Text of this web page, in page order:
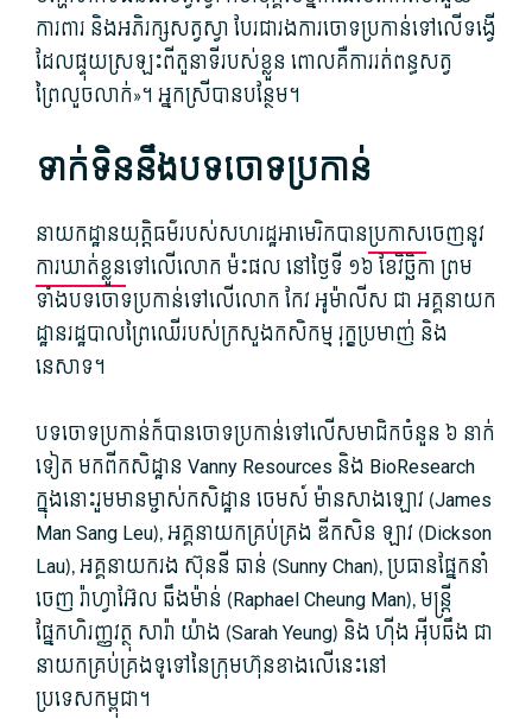
ការពារ និងអភិរក្សសត្វស្វា បែរជារងការចោទប្រកាន់ទៅលើទង្វើ
ដែលផ្ទុយស្រឡះពីតួនាទីរបស់ខ្លួន ពោលគឺការរត់ពន្ធសត្វ
ព្រៃលួចលាក់»។ អ្នកស្រីបានបន្ថែម។
ទាក់ទិននឹងបទចោទប្រកាន់
នាយកដ្ឋានយុត្តិធម៌របស់សហរដ្ឋអាមេរិកបានប្រកាសចេញនូវ
ការឃាត់ខ្លួនទៅលើលោក ម៉ះផល នៅថ្ងៃទី ១៦ ខែវិច្ឆិកា ព្រម
ទាំងបទចោទប្រកាន់ទៅលើលោក កែវ អូម៉ាលីស ជា អគ្គនាយក
ដ្ឋានរដ្ឋបាលព្រៃឈើរបស់ក្រសួងកសិកម្ម រុក្ខប្រមាញ់ និង
នេសាទ។
បទចោទប្រកាន់ក៏បានចោទប្រកាន់ទៅលើសមាជិកចំនួន ៦ នាក់
ទៀត មកពីកសិដ្ឋាន Vanny Resources និង Bio​​Research
ក្នុងនោះរួមមានម្ចាស់កសិដ្ឋាន ចេមស៍ ម៉ានសាងឡោវ (James
Man Sang Leu), អគ្គនាយកគ្រប់គ្រង ឌីកសិន ឡាវ (Dickson
Lau), អគ្គនាយករង ស៊ុននី ឆាន់ (Sunny Chan), ប្រធានផ្នែកនាំ
ចេញ រ៉ាហ្វាអ៊ែល ឆឹងម៉ាន់ (Raphael Cheung Man), មន្ត្រី
ផ្នែកហិរញ្ញវត្ថុ សារ៉ា យ៉ាង (Sarah Yeung) និង ហ៊ីង អ៉ីបឆឹង ជា
នាយកគ្រប់គ្រងទូទៅនៃក្រុមហ៊ុនខាងលើនេះនៅ
ប្រទេសកម្ពុជា។